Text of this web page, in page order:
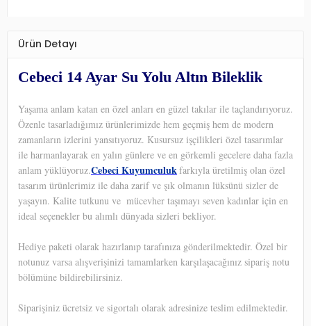
Ürün Detayı
Cebeci 14 Ayar Su Yolu Altın Bileklik
Yaşama anlam katan en özel anları en güzel takılar ile taçlandırıyoruz.
Özenle tasarladığımız ürünlerimizde hem geçmiş hem de modern
zamanların izlerini yansıtıyoruz. Kusursuz işçilikleri özel tasarımlar
ile harmanlayarak en yalın günlere ve en görkemli gecelere daha fazla
anlam yüklüyoruz.Cebeci Kuyumculukfarkıyla üretilmiş olan özel
tasarım ürünlerimiz ile daha zarif ve şık olmanın lüksünü sizler de
yaşayın. Kalite tutkunu ve mücevher taşımayı seven kadınlar için en
ideal seçenekler bu alımlı dünyada sizleri bekliyor.
Hediye paketi olarak hazırlanıp tarafınıza gönderilmektedir. Özel bir
notunuz varsa alışverişinizi tamamlarken karşılaşacağınız sipariş notu
bölümüne bildirebilirsiniz.
Siparişiniz ücretsiz ve sigortalı olarak adresinize teslim edilmektedir.